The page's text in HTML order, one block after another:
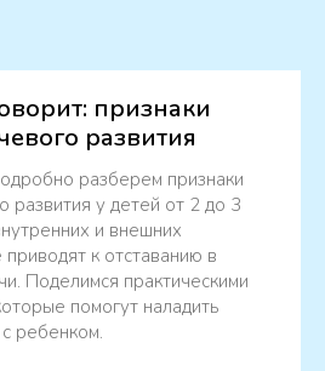
признаки
развития
разберем признаки
развития у детей от 2 до 3
и внешних
к отставанию в
Поделимся практическими
помогут наладить
ребенком.